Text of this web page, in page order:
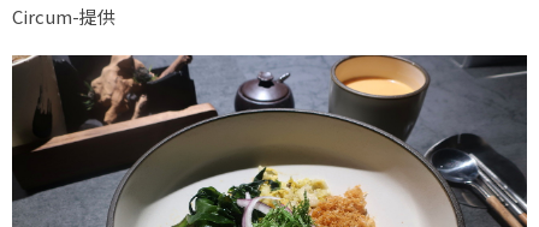
Circum-提供